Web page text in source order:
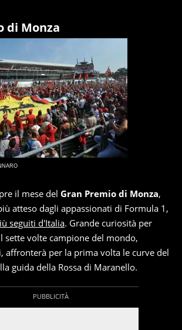
di Monza
il mese del Gran Premio di Monza,
atteso dagli appassionati di Formula 1,
seguiti d'Italia. Grande curiosità per
sette volte campione del mondo,
affronterà per la prima volta le curve del
guida della Rossa di Maranello.